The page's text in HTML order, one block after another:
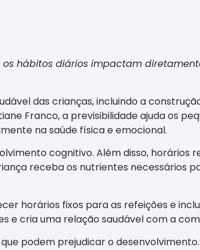
hábitos diários impactam
das crianças, incluindo a
Franco, a previsibilidade ajuda os
na saúde física e emocional.
cognitivo. Além disso, horários
receba os nutrientes necessários
horários fixos para as refeições e
e cria uma relação saudável com a
podem prejudicar o